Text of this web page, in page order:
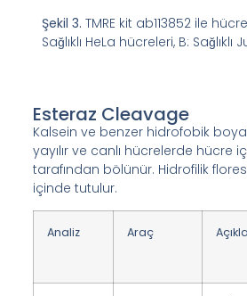
Şekil 3. TMRE kit ab113852 ile
Sağlıklı HeLa hücreleri, B:
Esteraz Cleavage
Kalsein ve benzer hidrofobik
yayılır ve canlı hücrelerde hücre
tarafından bölünür. Hidrofilik
içinde tutulur.
Analiz Araç